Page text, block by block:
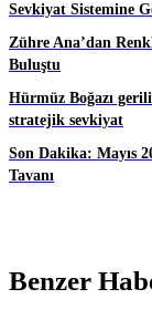
Sevkiyat Sistemine
Zühre Ana’dan
Buluştu
Hürmüz Boğazı
stratejik sevkiyat
Son Dakika: Mayıs
Tavanı
Benzer